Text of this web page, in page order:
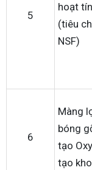
5
hoạt
(tiêu
NSF)
6
Màng
bóng
tạo
tạo